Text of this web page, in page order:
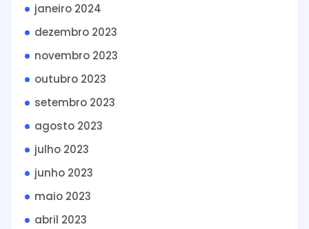
janeiro 2024
dezembro 2023
novembro 2023
outubro 2023
setembro 2023
agosto 2023
julho 2023
junho 2023
maio 2023
abril 2023